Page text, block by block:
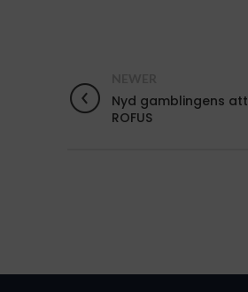
Nyd gamblingens
ROFUS